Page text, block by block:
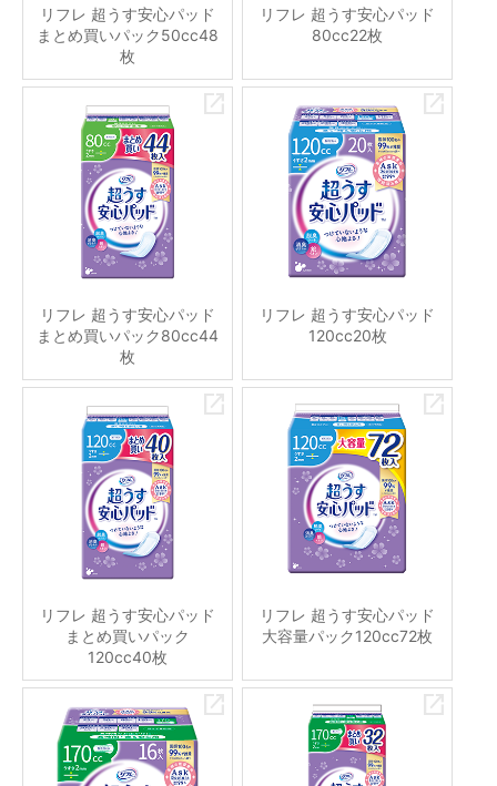
リフレ 超うす安心パッド
まとめ買いパック50cc48
枚
リフレ 超うす安心パッド
80cc22枚
リフレ 超うす安心パッド
まとめ買いパック80cc44
枚
リフレ 超うす安心パッド
120cc20枚
リフレ 超うす安心パッド
まとめ買いパック
120cc40枚
リフレ 超うす安心パッド
大容量パック120cc72枚